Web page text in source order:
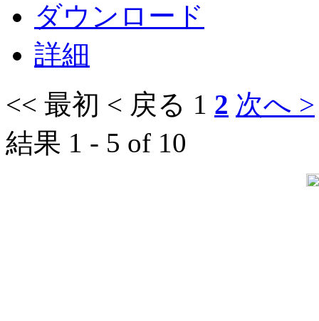
ダウンロード
詳細
<< 最初 < 戻る 1 2 次へ >
結果 1 - 5 of 10